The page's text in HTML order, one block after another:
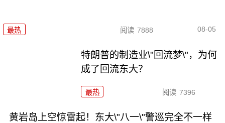
最热 阅读 7888 08-05
特朗普的制造业\"回流梦\"，为何
成了回流东大？
最热 阅读 7396
黄岩岛上空惊雷起！东大\"八一\"警巡完全不一样